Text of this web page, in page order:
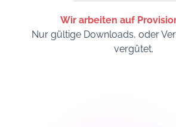
Wir arbeiten auf
Nur gültige Downloads, oder
vergütet.